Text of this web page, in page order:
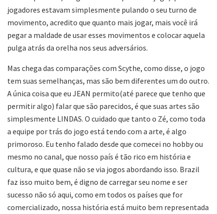
jogadores estavam simplesmente pulando o seu turno de
movimento, acredito que quanto mais jogar, mais você irá
pegar a maldade de usar esses movimentos e colocar aquela
pulga atrás da orelha nos seus adversários.
Mas chega das comparações com Scythe, como disse, o jogo
tem suas semelhanças, mas são bem diferentes um do outro.
A única coisa que eu JEAN permito(até parece que tenho que
permitir algo) falar que são parecidos, é que suas artes são
simplesmente LINDAS. O cuidado que tanto o Zé, como toda
a equipe por trás do jogo está tendo com a arte, é algo
primoroso. Eu tenho falado desde que comecei no hobby ou
mesmo no canal, que nosso país é tão rico em história e
cultura, e que quase não se via jogos abordando isso. Brazil
faz isso muito bem, é digno de carregar seu nome e ser
sucesso não só aqui, como em todos os países que for
comercializado, nossa história está muito bem representada